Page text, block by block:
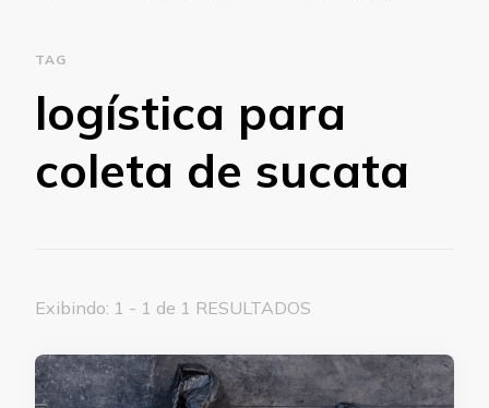
TAG
logística para
coleta de sucata
Exibindo: 1 - 1 de 1 RESULTADOS